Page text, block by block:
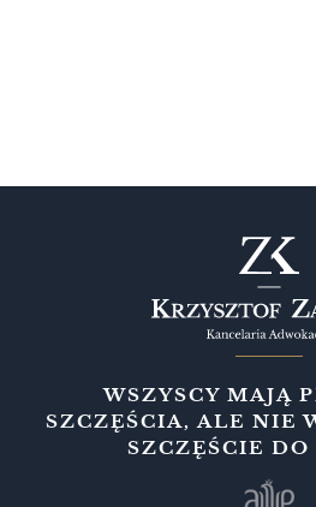
WSZYSCY MAJĄ
SZCZĘŚCIA, ALE NIE
SZCZĘŚCIE DO